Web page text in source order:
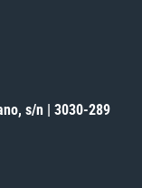
s/n | 3030-289